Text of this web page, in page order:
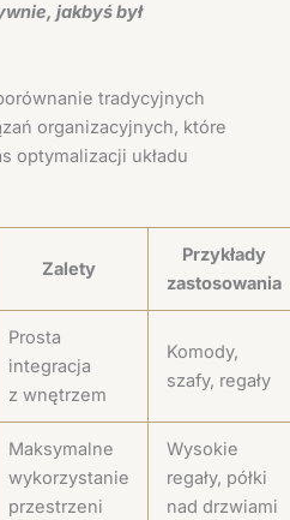
jakbyś był
tradycyjnych
organizacyjnych, które
optymalizacji układu
Zalety
Przykłady
zastosowania
Prosta
integracja
z wnętrzem
Komody,
szafy, regały
Maksymalne
wykorzystanie
przestrzeni
Wysokie
regały, półki
nad drzwiami